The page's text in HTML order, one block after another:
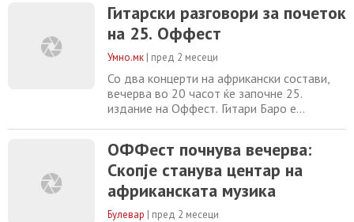
културен центар. На програмата се
музичари од Мали, Гвинеја, Јужна Африка,
Норвешка, Шпанија, Италија, Бенин, Конго,
Мозамбик и Танзанија, а од Македонија ќе
Гитарски разговори за почеток
на 25. Оффест
Умно.мк | пред 2 месеци
Со два концерти на африкански состави,
вечерва во 20 часот ќе започне 25.
издание на Оффест. Гитари Баро е
Lassana Diabate, на балафон, Gaossou
Kouyate на гитар и Mamadou Koussoube на
гитара. Guitari Baro (во превод „Гитарски
разговори“) е инструментално трио што
плени со
ОФФест почнува вечерва:
Скопје станува центар на
африканската музика
Булевар | пред 2 месеци